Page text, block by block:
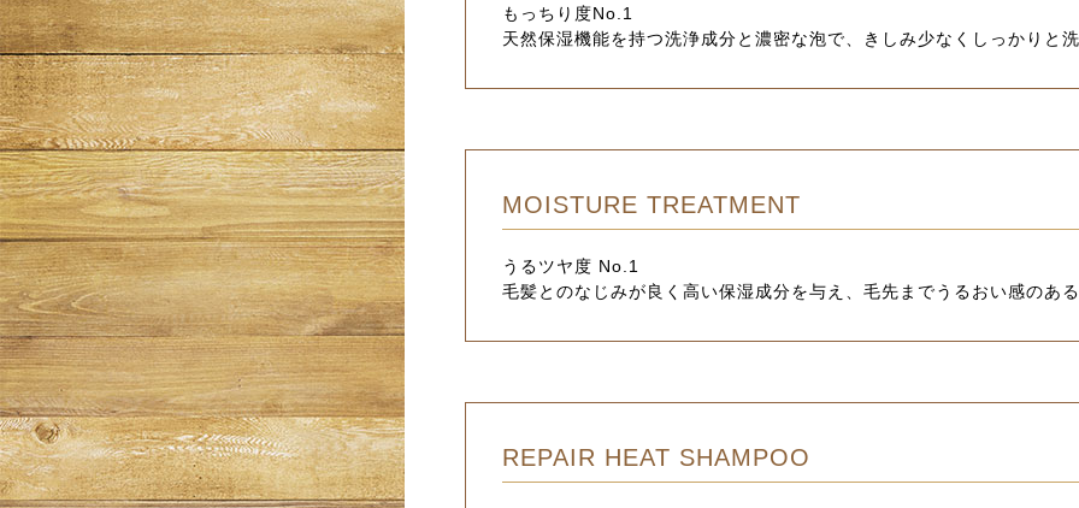
もっちり度No.1
天然保湿機能を持つ洗浄成分と濃密な泡で、きしみ少なくしっかりと洗
MOISTURE TREATMENT
うるツヤ度 No.1
毛髪とのなじみが良く高い保湿成分を与え、毛先までうるおい感のあ
REPAIR HEAT SHAMPOO